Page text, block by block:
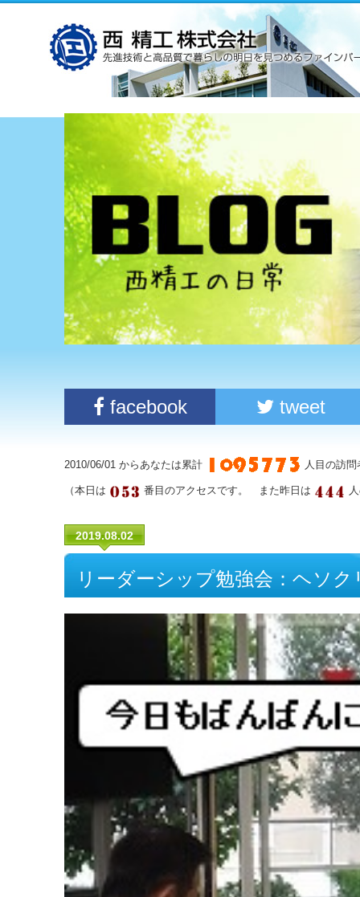
facebook tweet
2010/06/01 からあなたは累計 人目の訪
（本日は 番目のアクセスです。 また昨日は
2019.08.02
リーダーシップ勉強会：ヘソ